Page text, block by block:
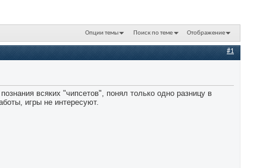
Опции темы Поиск по теме Отображение
#1
всяких "чипсетов", понял только одно разницу в
игры не интересуют.